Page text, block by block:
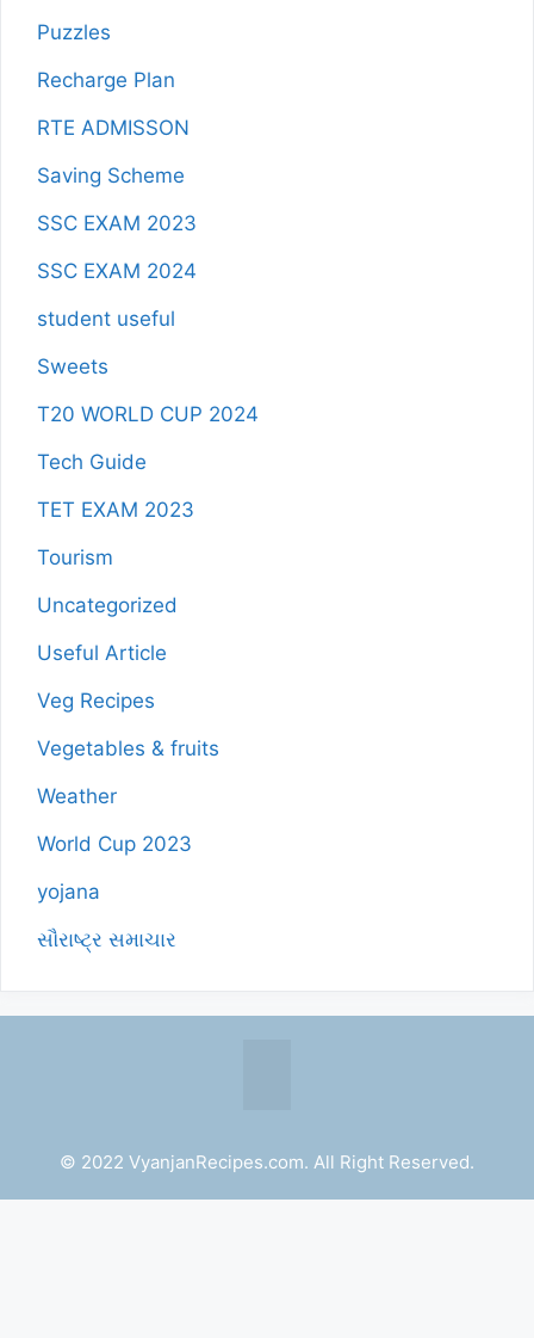
Puzzles
Recharge Plan
RTE ADMISSON
Saving Scheme
SSC EXAM 2023
SSC EXAM 2024
student useful
Sweets
T20 WORLD CUP 2024
Tech Guide
TET EXAM 2023
Tourism
Uncategorized
Useful Article
Veg Recipes
Vegetables & fruits
Weather
World Cup 2023
yojana
સૌરાષ્ટ્ર સમાચાર
© 2022 VyanjanRecipes.com. All Right Reserved.